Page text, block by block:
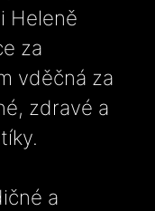
Heleně
za
vděčná za
zdravé a
a